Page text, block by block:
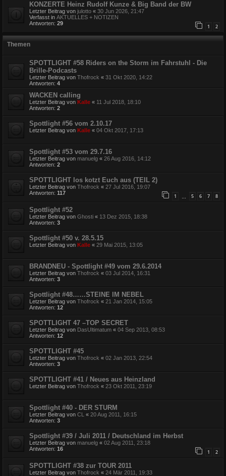
KONZERTE Heinz Rudolf Kunze & Big Band der BW
Letzter Beitrag von julotto « 30 Jun 2026, 21:47
Verfasst in AKTUELLES + NOTIZEN
Antworten: 29 1 2
Themen
SPOTTLIGHT #58 Riders on the Storm im Fahrstuhl - Die
Brille-Podcasts
Letzter Beitrag von Thofrock « 31 Okt 2020, 14:22
Antworten: 4
WACKEN calling
Letzter Beitrag von Kalle « 11 Jul 2018, 18:10
Antworten: 2
Spottlight #56 vom 2.10.17
Letzter Beitrag von Kalle « 04 Okt 2017, 17:13
Spottlight #53 vom 29.7.16
Letzter Beitrag von manuelg « 26 Aug 2016, 14:12
Antworten: 2
SPOTTLIGHT los kotzt Euch aus (TEIL 2)
Letzter Beitrag von Thofrock « 27 Jul 2016, 19:07
Antworten: 117 1 5 6 7 8
Spottlight #52
Letzter Beitrag von Ghosti « 13 Dez 2015, 18:38
Antworten: 3
Spottlight #50 v. 28.5.15
Letzter Beitrag von Kalle « 29 Mai 2015, 13:05
BRANDNEU - Spottlight #49 vom 29.6.2014
Letzter Beitrag von Thofrock « 03 Jul 2014, 16:31
Antworten: 3
Spottlight #48……STEINE IM NEBEL
Letzter Beitrag von Thofrock « 21 Jan 2014, 15:05
Antworten: 12
SPOTTLIGHT 47 –TOP SECRET
Letzter Beitrag von DasUltimatum « 04 Sep 2013, 08:53
Antworten: 12
SPOTTLIGHT #45
Letzter Beitrag von Thofrock « 02 Jan 2013, 22:54
Antworten: 3
SPOTTLIGHT #41 / Neues aus Heinzland
Letzter Beitrag von Thofrock « 23 Okt 2011, 23:19
Spottlight #40 - DER STURM
Letzter Beitrag von CL « 20 Aug 2011, 16:15
Antworten: 3
Spottlight #39 / Juli 2011 / Deutschland im Herbst
Letzter Beitrag von manuelg « 02 Aug 2011, 23:18
Antworten: 16 1 2
SPOTTLIGHT #38 zur TOUR 2011
Letzter Beitrag von Thofrock « 24 Mär 2011, 19:33